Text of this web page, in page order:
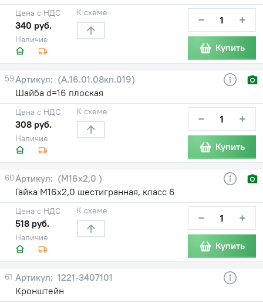
Наличие
Цена с НДС
340 руб.
К схеме − +
Купить
59
(А.16.01.08кп.019)
Шайба d=16 плоская
Наличие
Цена с НДС
308 руб.
К схеме − +
Купить
60
(М16х2,0 )
Гайка М16х2,0 шестигранная, класс 6
Наличие
Цена с НДС
518 руб.
К схеме − +
Купить
61
1221-3407101
Кронштейн